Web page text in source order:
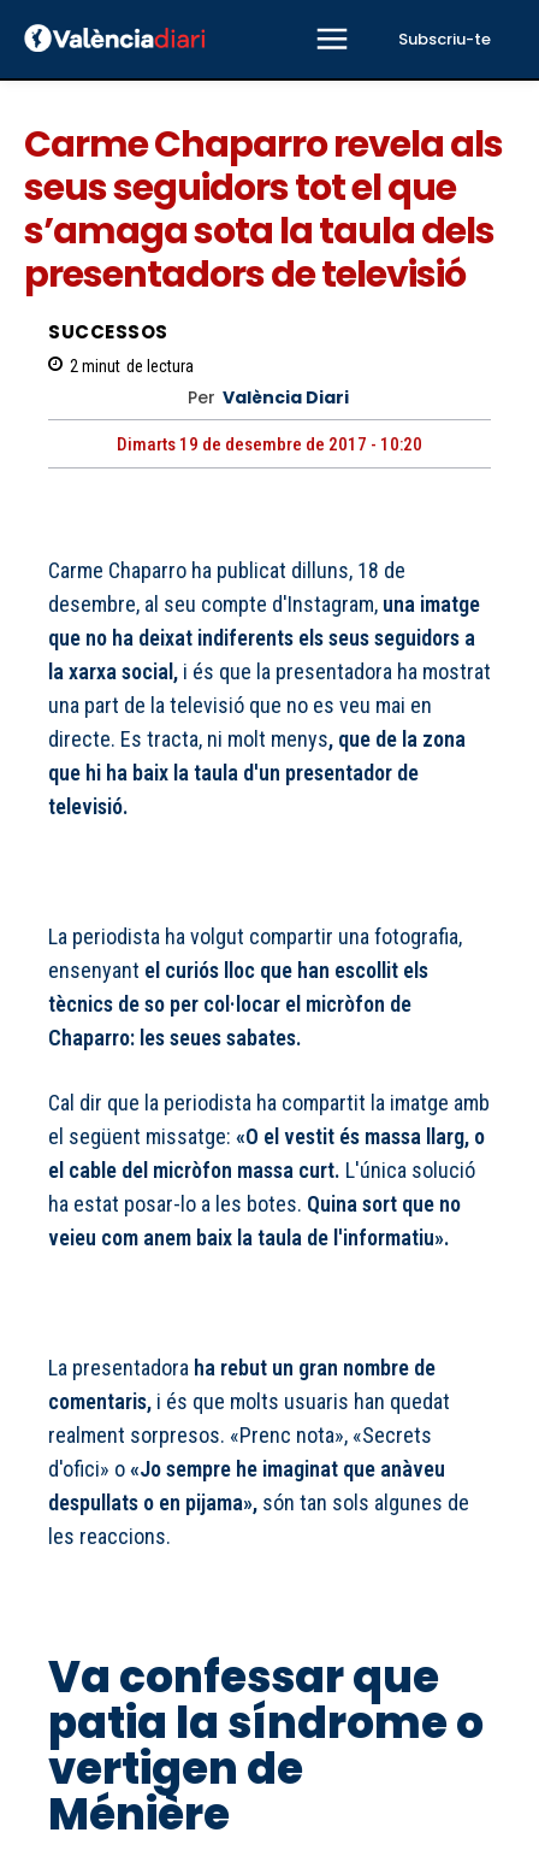
Subscriu-te
Carme Chaparro revela als
seus seguidors tot el que
s’amaga sota la taula dels
presentadors de televisió
SUCCESSOS
2 minut de lectura
Per València Diari
Dimarts 19 de desembre de 2017 - 10:20
Carme Chaparro ha publicat dilluns, 18 de
desembre, al seu compte d'Instagram, una imatge
que no ha deixat indiferents els seus seguidors a
la xarxa social, i és que la presentadora ha mostrat
una part de la televisió que no es veu mai en
directe. Es tracta, ni molt menys, que de la zona
que hi ha baix la taula d'un presentador de
televisió.
La periodista ha volgut compartir una fotografia,
ensenyant el curiós lloc que han escollit els
tècnics de so per col·locar el micròfon de
Chaparro: les seues sabates.
Cal dir que la periodista ha compartit la imatge amb
el següent missatge: «O el vestit és massa llarg, o
el cable del micròfon massa curt. L'única solució
ha estat posar-lo a les botes. Quina sort que no
veieu com anem baix la taula de l'informatiu».
La presentadora ha rebut un gran nombre de
comentaris, i és que molts usuaris han quedat
realment sorpresos. «Prenc nota», «Secrets
d'ofici» o«Jo sempre he imaginat que anàveu
despullats o en pijama», són tan sols algunes de
les reaccions.
Va confessar que
patia la síndrome o
vertigen de
Ménière